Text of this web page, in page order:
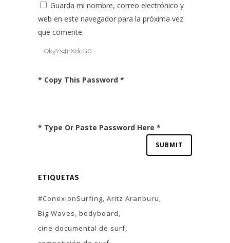
Guarda mi nombre, correo electrónico y
web en este navegador para la próxima vez
que comente.
* Copy This Password *
* Type Or Paste Password Here *
ETIQUETAS
#ConexionSurfing Aritz Aranburu
Big Waves bodyboard
cine documental de surf